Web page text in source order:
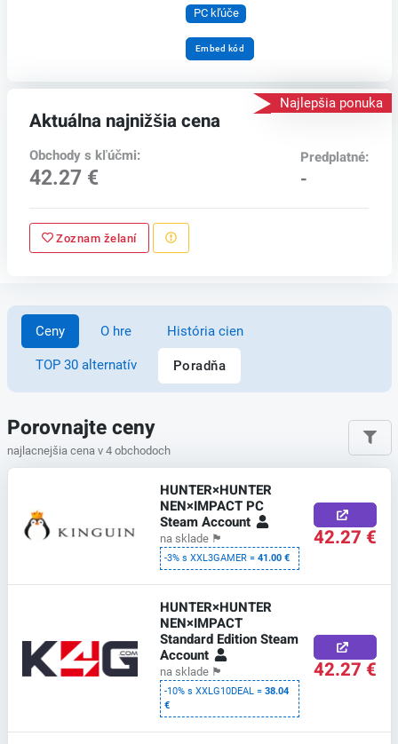
PC kľúče
Embed kód
Najlepšia ponuka
Aktuálna najnižšia cena
Obchody s kľúčmi:
42.27 €
Predplatné:
-
Zoznam želaní
Ceny O hre História cien
TOP 30 alternatív Poradňa
Porovnajte ceny
najlacnejšia cena v 4 obchodoch
HUNTER×HUNTER
NEN×IMPACT PC
Steam Account
na sklade 🏴
-3% s XXL3GAMER =41.00 €
42.27 €
HUNTER×HUNTER
NEN×IMPACT
Standard Edition Steam
Account
na sklade 🏴
-10% s XXLG10DEAL =38.04
€
42.27 €